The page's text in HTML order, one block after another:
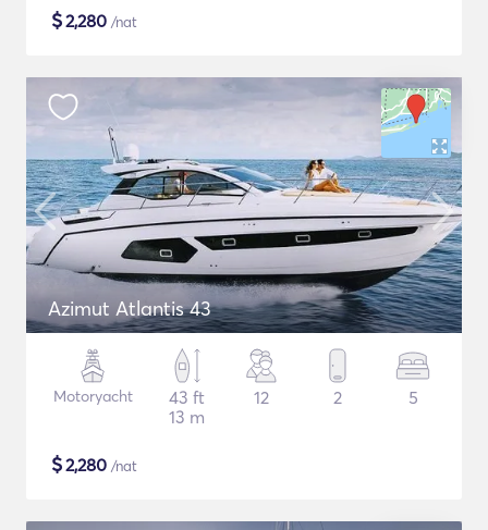
$2,280 /nat
Azimut Atlantis 43
Motoryacht
43 ft
13 m
12 2 5
$2,280 /nat